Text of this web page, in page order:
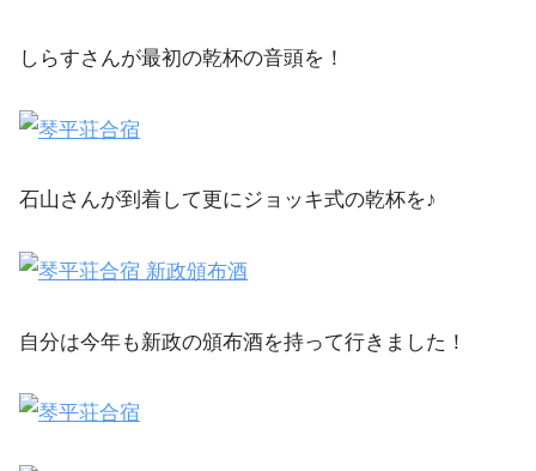
しらすさんが最初の乾杯の音頭を！
石山さんが到着して更にジョッキ式の乾杯を♪
自分は今年も新政の頒布酒を持って行きました！